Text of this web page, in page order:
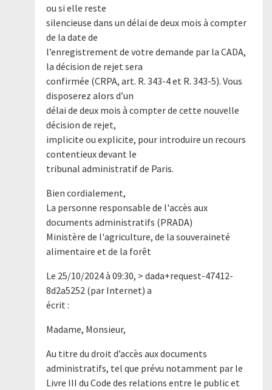
ou si elle reste
silencieuse dans un délai de deux mois à compter
de la date de
l’enregistrement de votre demande par la CADA,
la décision de rejet sera
confirmée (CRPA, art. R. 343-4 et R. 343-5). Vous
disposerez alors d’un
délai de deux mois à compter de cette nouvelle
décision de rejet,
implicite ou explicite, pour introduire un recours
contentieux devant le
tribunal administratif de Paris.
Bien cordialement,
La personne responsable de l'accès aux
documents administratifs (PRADA)
Ministère de l'agriculture, de la souveraineté
alimentaire et de la forêt
Le 25/10/2024 à 09:30, > dada+request-47412-
8d2a5252 (par Internet) a
écrit :
Madame, Monsieur,
Au titre du droit d’accès aux documents
administratifs, tel que prévu notamment par le
Livre III du Code des relations entre le public et